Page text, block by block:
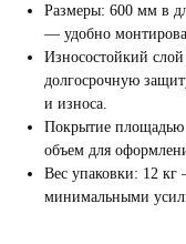
Размеры: 600 мм в
— удобно
Износостойкий
долгосрочную
и износа.
Покрытие
объем для
Вес упаковки: 12 кг
минимальными